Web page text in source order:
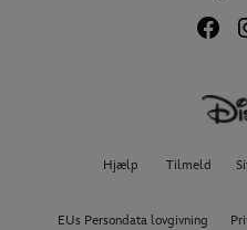
Hjælp Tilmeld
EUs Persondata lovgivning